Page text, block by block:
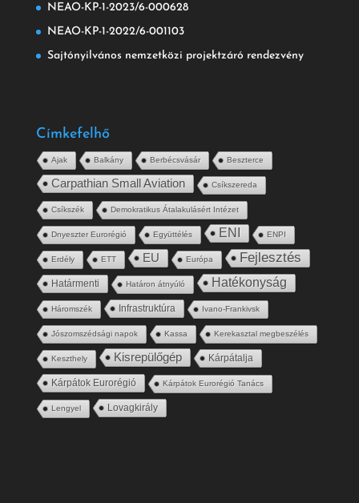
NEAO-KP-1-2023/6-000628
NEAO-KP-1-2022/6-001103
Sajtónyilvános nemzetközi projektzáró rendezvény
Címkefelhő
Ajak Balkány Berbécsvásár Beszterce
Carpathian Small Aviation Csíkszereda
Csíkszék Demokratikus Átalakulásért Intézet
Dnyeszter Eurorégió Együttélés ENI ENPI
Erdély ETT EU Európa Fejlesztés
Határmenti Határon átnyúló Hatékonyság
Háromszék Infrastruktúra Ivano-Frankivsk
Jószomszédsági napok Kassa Kerekasztal megbeszélés
Keszthely Kisrepülőgép Kárpátalja
Kárpátok Eurorégió Kárpátok Eurorégió Tanács
Lengyel Lovagkirály